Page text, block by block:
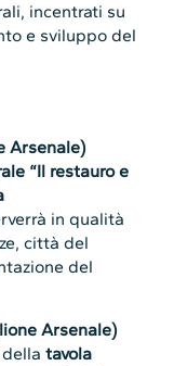
incentrati su
e sviluppo del
Arsenale)
“Il restauro e
in qualità
città del
del
Arsenale)
tavola